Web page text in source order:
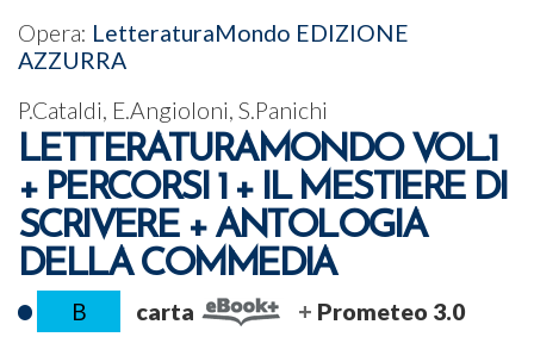
Opera: LetteraturaMondo EDIZIONE
AZZURRA
P.Cataldi, E.Angioloni, S.Panichi
LETTERATURAMONDO VOL.1
+ PERCORSI 1 + IL MESTIERE DI
SCRIVERE + ANTOLOGIA
DELLA COMMEDIA
B carta Prometeo 3.0